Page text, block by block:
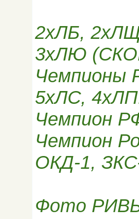
2хЛБ,
3хЛЮ
Чемпионы
5хЛС,
Чемпион
Чемпион
ОКД-1,
Фото